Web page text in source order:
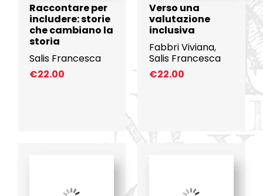
Raccontare per
includere: storie
che cambiano la
storia
Salis Francesca
€22.00
Verso una
valutazione
inclusiva
Fabbri Viviana,
Salis Francesca
€22.00